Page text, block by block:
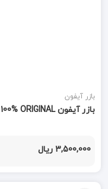
بازر آیفون
بازر آیفون BUZZER IPHONE 12 100% ORIGINAL
3,500,000 ریال